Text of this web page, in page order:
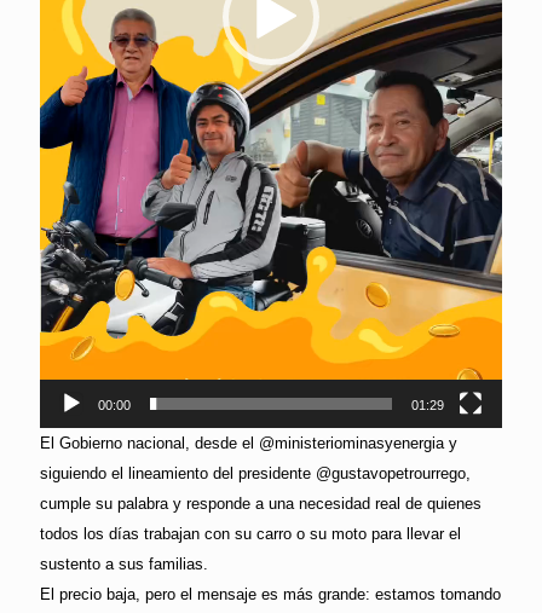
00:00 01:29
El Gobierno nacional, desde el @ministeriominasyenergia y
siguiendo el lineamiento del presidente @gustavopetrourrego,
cumple su palabra y responde a una necesidad real de quienes
todos los días trabajan con su carro o su moto para llevar el
sustento a sus familias.
El precio baja, pero el mensaje es más grande: estamos tomando